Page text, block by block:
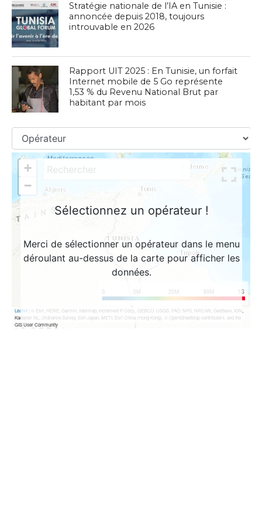
Stratégie nationale de l’IA en Tunisie :
annoncée depuis 2018, toujours
introuvable en 2026
Rapport UIT 2025 : En Tunisie, un forfait
Internet mobile de 5 Go représente
1,53 % du Revenu National Brut par
habitant par mois